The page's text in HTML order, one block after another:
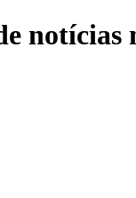
notícias